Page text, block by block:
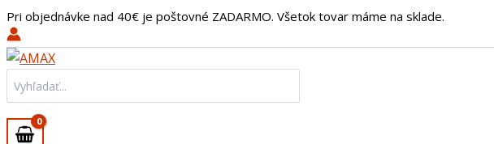
Preskočiť
na
obsah
Pri objednávke nad 40€ je poštovné ZADARMO. Všetok tovar máme na sklade.
for: